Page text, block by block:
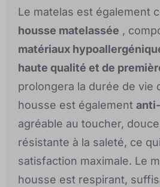
Le matelas est également
housse matelassée ,
matériaux
haute qualité et de
prolongera la durée de vie
housse est également
agréable au toucher,
résistante à la saleté, ce
satisfaction maximale. Le
housse est respirant,